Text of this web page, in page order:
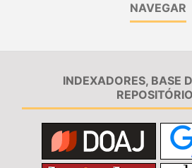
NAVEGAR
INDEXADORES, BASE